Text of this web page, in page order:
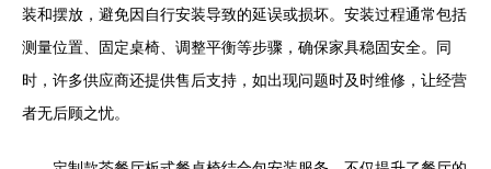
装和摆放，避免因自行安装导致的延误或损坏。安装过程通常包括
测量位置、固定桌椅、调整平衡等步骤，确保家具稳固安全。同
时，许多供应商还提供售后支持，如出现问题时及时维修，让经营
者无后顾之忧。